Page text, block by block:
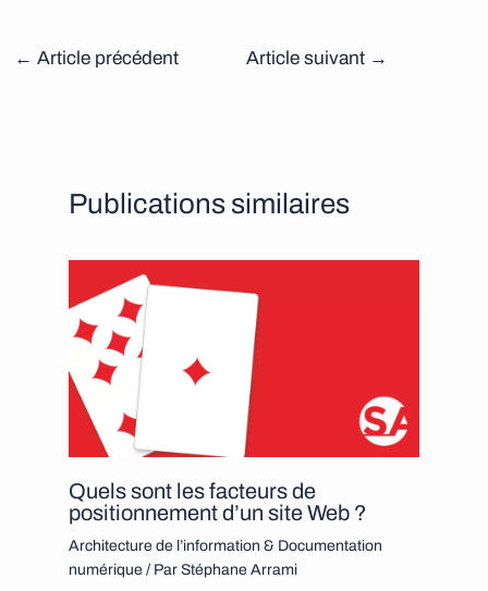
← Article précédent Article suivant →
Publications similaires
Quels sont les facteurs de
positionnement d’un site Web ?
Architecture de l’information & Documentation
numérique / ParStéphane Arrami